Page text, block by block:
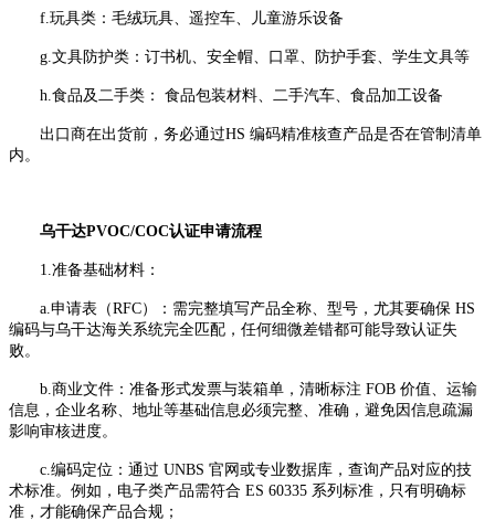
f.玩具类：毛绒玩具、遥控车、儿童游乐设备
g.文具防护类：订书机、安全帽、口罩、防护手套、学生文具等
h.食品及二手类： 食品包装材料、二手汽车、食品加工设备
出口商在出货前，务必通过HS 编码精准核查产品是否在管制清单
内。
乌干达PVOC/COC认证申请流程
1.准备基础材料：
a.申请表（RFC）：需完整填写产品全称、型号，尤其要确保 HS
编码与乌干达海关系统完全匹配，任何细微差错都可能导致认证失
败。
b.商业文件：准备形式发票与装箱单，清晰标注 FOB 价值、运输
信息，企业名称、地址等基础信息必须完整、准确，避免因信息疏漏
影响审核进度。
c.编码定位：通过 UNBS 官网或专业数据库，查询产品对应的技
术标准。例如，电子类产品需符合 ES 60335 系列标准，只有明确标
准，才能确保产品合规；